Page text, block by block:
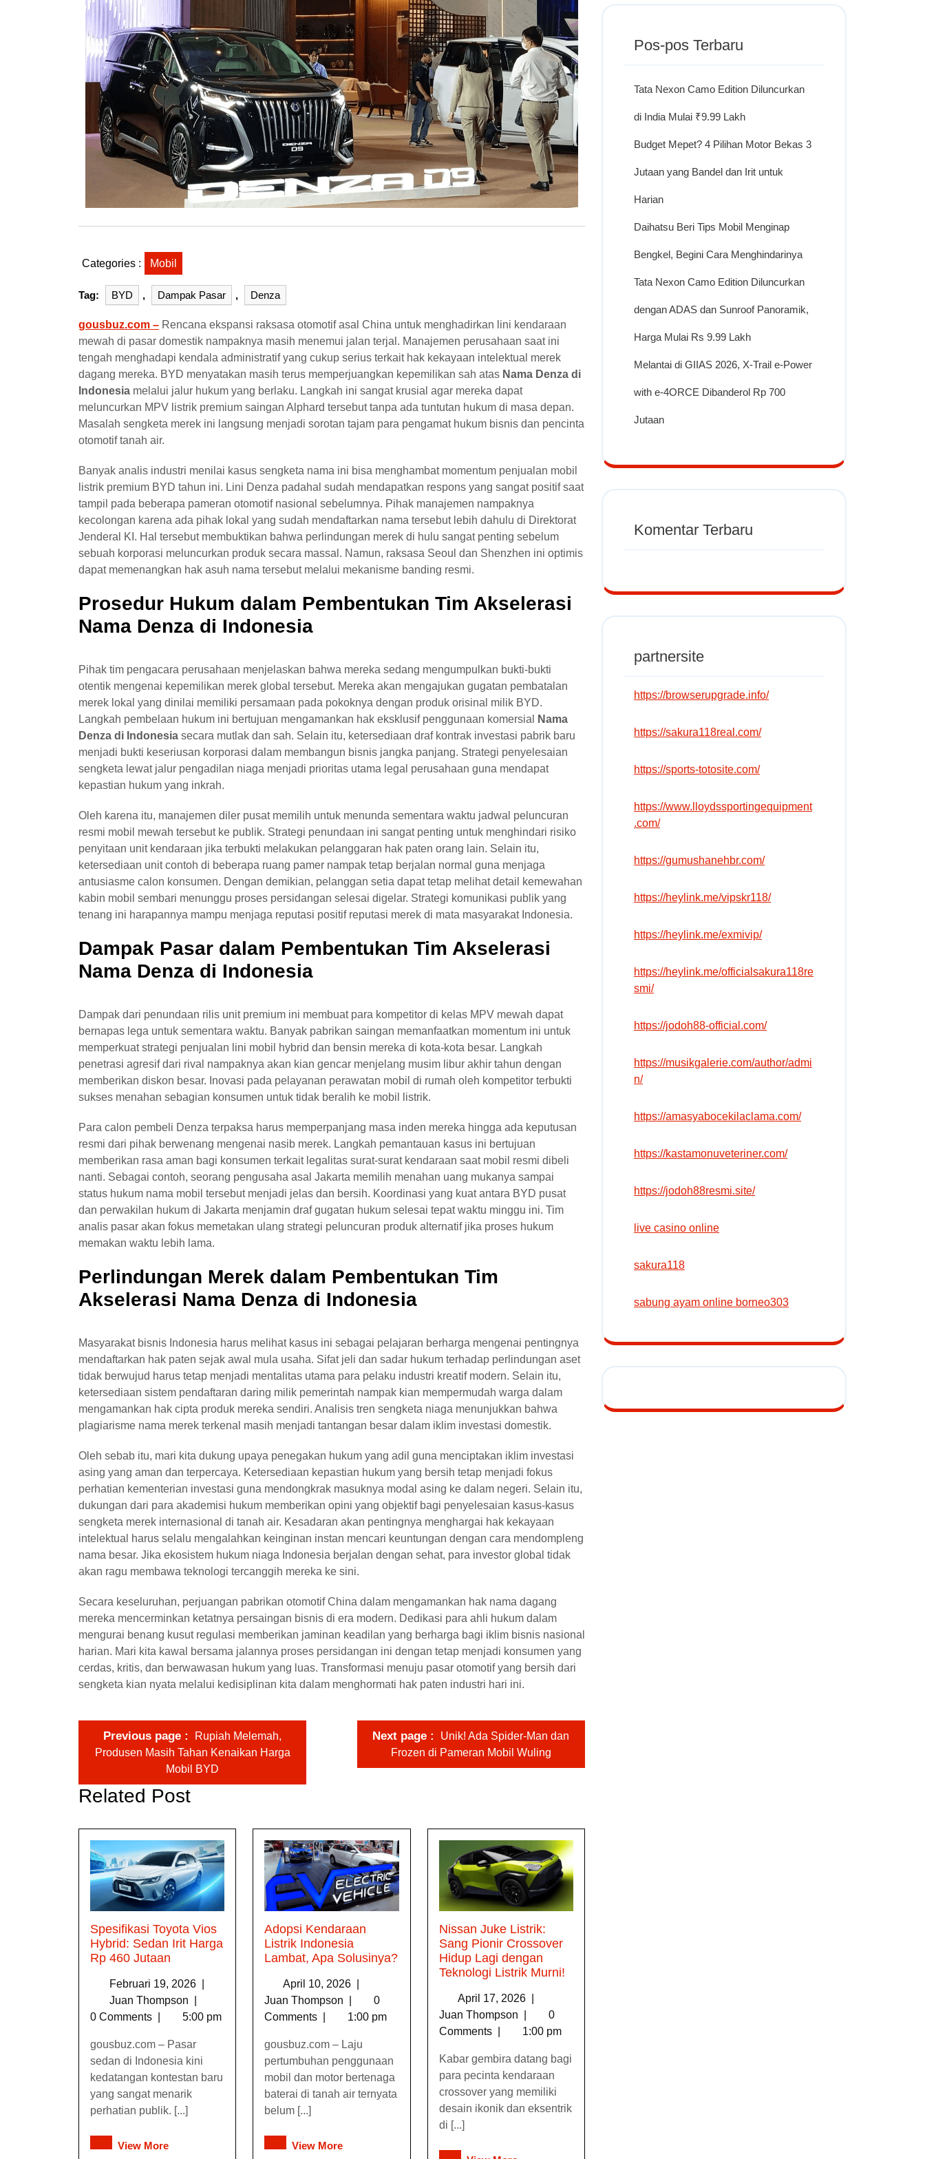
Categories : Mobil
Tag: BYD , Dampak Pasar , Denza
gousbuz.com – Rencana ekspansi raksasa otomotif asal China untuk menghadirkan lini kendaraan
mewah di pasar domestik nampaknya masih menemui jalan terjal. Manajemen perusahaan saat ini
tengah menghadapi kendala administratif yang cukup serius terkait hak kekayaan intelektual merek
dagang mereka. BYD menyatakan masih terus memperjuangkan kepemilikan sah atas Nama Denza di
Indonesia melalui jalur hukum yang berlaku. Langkah ini sangat krusial agar mereka dapat
meluncurkan MPV listrik premium saingan Alphard tersebut tanpa ada tuntutan hukum di masa depan.
Masalah sengketa merek ini langsung menjadi sorotan tajam para pengamat hukum bisnis dan pencinta
otomotif tanah air.
Banyak analis industri menilai kasus sengketa nama ini bisa menghambat momentum penjualan mobil
listrik premium BYD tahun ini. Lini Denza padahal sudah mendapatkan respons yang sangat positif saat
tampil pada beberapa pameran otomotif nasional sebelumnya. Pihak manajemen nampaknya
kecolongan karena ada pihak lokal yang sudah mendaftarkan nama tersebut lebih dahulu di Direktorat
Jenderal KI. Hal tersebut membuktikan bahwa perlindungan merek di hulu sangat penting sebelum
sebuah korporasi meluncurkan produk secara massal. Namun, raksasa Seoul dan Shenzhen ini optimis
dapat memenangkan hak asuh nama tersebut melalui mekanisme banding resmi.
Prosedur Hukum dalam Pembentukan Tim Akselerasi
Nama Denza di Indonesia
Pihak tim pengacara perusahaan menjelaskan bahwa mereka sedang mengumpulkan bukti-bukti
otentik mengenai kepemilikan merek global tersebut. Mereka akan mengajukan gugatan pembatalan
merek lokal yang dinilai memiliki persamaan pada pokoknya dengan produk orisinal milik BYD.
Langkah pembelaan hukum ini bertujuan mengamankan hak eksklusif penggunaan komersial
Nama
Denza di Indonesia secara mutlak dan sah. Selain itu, ketersediaan draf kontrak investasi pabrik baru
menjadi bukti keseriusan korporasi dalam membangun bisnis jangka panjang. Strategi penyelesaian
sengketa lewat jalur pengadilan niaga menjadi prioritas utama legal perusahaan guna mendapat
kepastian hukum yang inkrah.
Oleh karena itu, manajemen diler pusat memilih untuk menunda sementara waktu jadwal peluncuran
resmi mobil mewah tersebut ke publik. Strategi penundaan ini sangat penting untuk menghindari risiko
penyitaan unit kendaraan jika terbukti melakukan pelanggaran hak paten orang lain. Selain itu,
ketersediaan unit contoh di beberapa ruang pamer nampak tetap berjalan normal guna menjaga
antusiasme calon konsumen. Dengan demikian, pelanggan setia dapat tetap melihat detail kemewahan
kabin mobil sembari menunggu proses persidangan selesai digelar. Strategi komunikasi publik yang
tenang ini harapannya mampu menjaga reputasi positif reputasi merek di mata masyarakat Indonesia.
Dampak Pasar dalam Pembentukan Tim Akselerasi
Nama Denza di Indonesia
Dampak dari penundaan rilis unit premium ini membuat para kompetitor di kelas MPV mewah dapat
bernapas lega untuk sementara waktu. Banyak pabrikan saingan memanfaatkan momentum ini untuk
memperkuat strategi penjualan lini mobil hybrid dan bensin mereka di kota-kota besar. Langkah
penetrasi agresif dari rival nampaknya akan kian gencar menjelang musim libur akhir tahun dengan
memberikan diskon besar. Inovasi pada pelayanan perawatan mobil di rumah oleh kompetitor terbukti
sukses menahan sebagian konsumen untuk tidak beralih ke mobil listrik.
Para calon pembeli Denza terpaksa harus memperpanjang masa inden mereka hingga ada keputusan
resmi dari pihak berwenang mengenai nasib merek. Langkah pemantauan kasus ini bertujuan
memberikan rasa aman bagi konsumen terkait legalitas surat-surat kendaraan saat mobil resmi dibeli
nanti. Sebagai contoh, seorang pengusaha asal Jakarta memilih menahan uang mukanya sampai
status hukum nama mobil tersebut menjadi jelas dan bersih. Koordinasi yang kuat antara BYD pusat
dan perwakilan hukum di Jakarta menjamin draf gugatan hukum selesai tepat waktu minggu ini. Tim
analis pasar akan fokus memetakan ulang strategi peluncuran produk alternatif jika proses hukum
memakan waktu lebih lama.
Perlindungan Merek dalam Pembentukan Tim
Akselerasi Nama Denza di Indonesia
Masyarakat bisnis Indonesia harus melihat kasus ini sebagai pelajaran berharga mengenai pentingnya
mendaftarkan hak paten sejak awal mula usaha. Sifat jeli dan sadar hukum terhadap perlindungan aset
tidak berwujud harus tetap menjadi mentalitas utama para pelaku industri kreatif modern. Selain itu,
ketersediaan sistem pendaftaran daring milik pemerintah nampak kian mempermudah warga dalam
mengamankan hak cipta produk mereka sendiri. Analisis tren sengketa niaga menunjukkan bahwa
plagiarisme nama merek terkenal masih menjadi tantangan besar dalam iklim investasi domestik.
Oleh sebab itu, mari kita dukung upaya penegakan hukum yang adil guna menciptakan iklim investasi
asing yang aman dan terpercaya. Ketersediaan kepastian hukum yang bersih tetap menjadi fokus
perhatian kementerian investasi guna mendongkrak masuknya modal asing ke dalam negeri. Selain itu,
dukungan dari para akademisi hukum memberikan opini yang objektif bagi penyelesaian kasus-kasus
sengketa merek internasional di tanah air. Kesadaran akan pentingnya menghargai hak kekayaan
intelektual harus selalu mengalahkan keinginan instan mencari keuntungan dengan cara mendompleng
nama besar. Jika ekosistem hukum niaga Indonesia berjalan dengan sehat, para investor global tidak
akan ragu membawa teknologi tercanggih mereka ke sini.
Secara keseluruhan, perjuangan pabrikan otomotif China dalam mengamankan hak nama dagang
mereka mencerminkan ketatnya persaingan bisnis di era modern. Dedikasi para ahli hukum dalam
mengurai benang kusut regulasi memberikan jaminan keadilan yang berharga bagi iklim bisnis nasional
harian. Mari kita kawal bersama jalannya proses persidangan ini dengan tetap menjadi konsumen yang
cerdas, kritis, dan berwawasan hukum yang luas. Transformasi menuju pasar otomotif yang bersih dari
sengketa kian nyata melalui kedisiplinan kita dalam menghormati hak paten industri hari ini.
Previous page
Rupiah Melemah,
Produsen Masih Tahan Kenaikan Harga
Mobil BYD
Next page
Unik! Ada Spider-Man dan
Frozen di Pameran Mobil Wuling
Related Post
Spesifikasi Toyota Vios
Hybrid: Sedan Irit Harga
Rp 460 Jutaan
Februari 19, 2026
Juan Thompson
0 Comments
5:00 pm
gousbuz.com – Pasar
sedan di Indonesia kini
kedatangan kontestan baru
yang sangat menarik
perhatian publik. [...]
View More
Adopsi Kendaraan
Listrik Indonesia
Lambat, Apa Solusinya?
April 10, 2026
Juan Thompson
0
Comments
1:00 pm
gousbuz.com – Laju
pertumbuhan penggunaan
mobil dan motor bertenaga
baterai di tanah air ternyata
belum [...]
View More
Nissan Juke Listrik:
Sang Pionir Crossover
Hidup Lagi dengan
Teknologi Listrik Murni!
April 17, 2026
Juan Thompson
0
Comments
1:00 pm
Kabar gembira datang bagi
para pecinta kendaraan
crossover yang memiliki
desain ikonik dan eksentrik
di [...]
Pos-pos Terbaru
Tata Nexon Camo Edition Diluncurkan
di India Mulai ₹9.99 Lakh
Budget Mepet? 4 Pilihan Motor Bekas 3
Jutaan yang Bandel dan Irit untuk
Harian
Daihatsu Beri Tips Mobil Menginap
Bengkel, Begini Cara Menghindarinya
Tata Nexon Camo Edition Diluncurkan
dengan ADAS dan Sunroof Panoramik,
Harga Mulai Rs 9.99 Lakh
Melantai di GIIAS 2026, X-Trail e-Power
with e-4ORCE Dibanderol Rp 700
Jutaan
Komentar Terbaru
partnersite
https://browserupgrade.info/
https://sakura118real.com/
https://sports-totosite.com/
https://www.lloydssportingequipment
.com/
https://gumushanehbr.com/
https://heylink.me/vipskr118/
https://heylink.me/exmivip/
https://heylink.me/officialsakura118re
smi/
https://jodoh88-official.com/
https://musikgalerie.com/author/admi
n/
https://amasyabocekilaclama.com/
https://kastamonuveteriner.com/
https://jodoh88resmi.site/
live casino online
sakura118
sabung ayam online borneo303